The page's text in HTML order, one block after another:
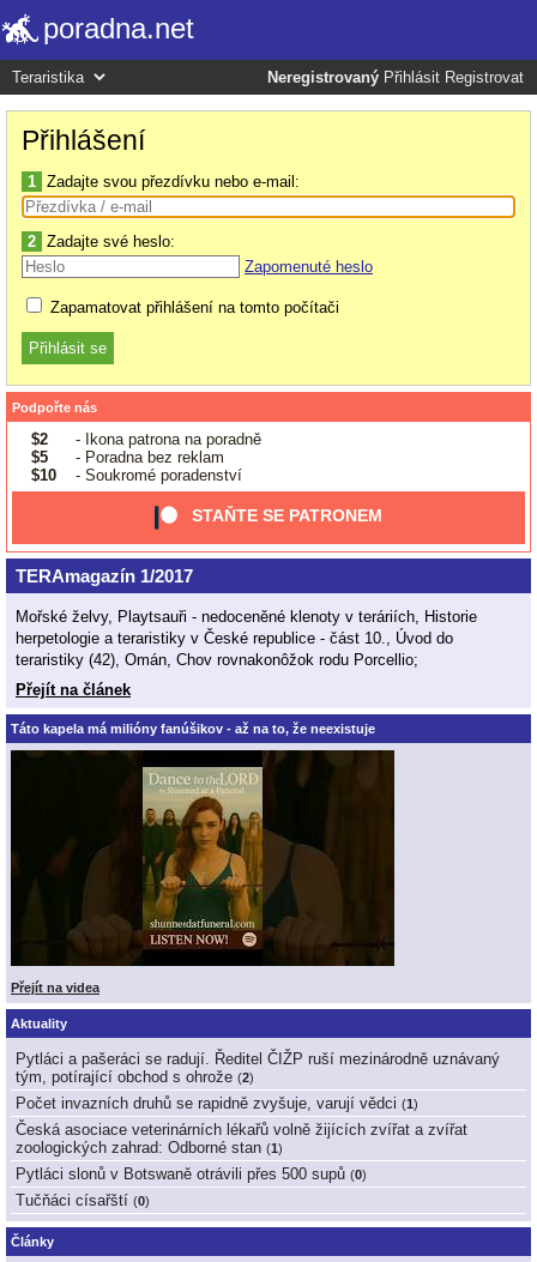
poradna.net
Neregistrovaný Přihlásit Registrovat
Přihlášení
1 Zadajte svou přezdívku nebo e-mail:
2 Zadajte své heslo:
Zapomenuté heslo
Zapamatovat přihlášení na tomto počítači
Podpořte nás
$2
- Ikona patrona na poradně
$5
- Poradna bez reklam
$10
- Soukromé poradenství
STAŇTE SE PATRONEM
TERAmagazín 1/2017
Mořské želvy, Playtsauři - nedoceněné klenoty v teráriích, Historie
herpetologie a teraristiky v České republice - část 10., Úvod do
teraristiky (42), Omán, Chov rovnakonôžok rodu Porcellio;
Přejít na článek
Táto kapela má milióny fanúšikov - až na to, že neexistuje
Přejít na videa
Aktuality
Pytláci a pašeráci se radují. Ředitel ČIŽP ruší mezinárodně uznávaný
tým, potírající obchod s ohrože (2)
Počet invazních druhů se rapidně zvyšuje, varují vědci (1)
Česká asociace veterinárních lékařů volně žijících zvířat a zvířat
zoologických zahrad: Odborné stan (1)
Pytláci slonů v Botswaně otrávili přes 500 supů (0)
Tučňáci císařští (0)
Články